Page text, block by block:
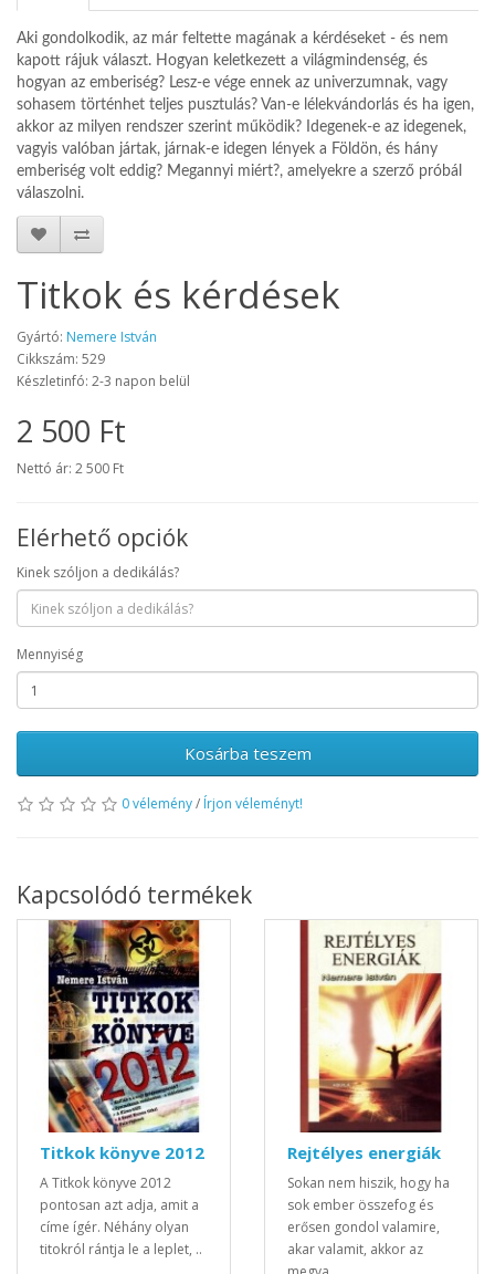
Aki gondolkodik, az már feltette magának a kérdéseket - és nem
kapott rájuk választ. Hogyan keletkezett a világmindenség, és
hogyan az emberiség? Lesz-e vége ennek az univerzumnak, vagy
sohasem történhet teljes pusztulás? Van-e lélekvándorlás és ha igen,
akkor az milyen rendszer szerint működik? Idegenek-e az idegenek,
vagyis valóban jártak, járnak-e idegen lények a Földön, és hány
emberiség volt eddig? Megannyi miért?, amelyekre a szerző próbál
válaszolni.
Titkok és kérdések
Gyártó: Nemere István
Cikkszám: 529
Készletinfó: 2-3 napon belül
2 500 Ft
Nettó ár: 2 500 Ft
Elérhető opciók
Kinek szóljon a dedikálás?
Mennyiség
Kosárba teszem
0 vélemény/ Írjon véleményt!
Kapcsolódó termékek
Titkok könyve 2012
A Titkok könyve 2012
pontosan azt adja, amit a
címe ígér. Néhány olyan
titokról rántja le a leplet, ..
Rejtélyes energiák
Sokan nem hiszik, hogy ha
sok ember összefog és
erősen gondol valamire,
akar valamit, akkor az